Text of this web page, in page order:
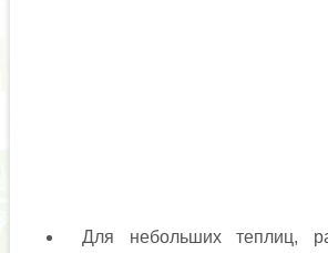
Для небольших теплиц,